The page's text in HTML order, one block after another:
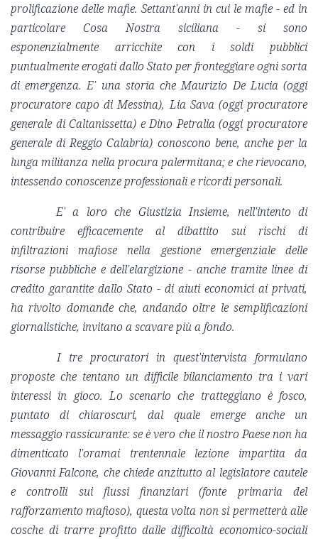
prolificazione delle mafie. Settant'anni in cui le mafie - ed in
particolare Cosa Nostra siciliana - si sono
esponenzialmente arricchite con i soldi pubblici
puntualmente erogati dallo Stato per fronteggiare ogni sorta
di emergenza. E' una storia che Maurizio De Lucia (oggi
procuratore capo di Messina), Lia Sava (oggi procuratore
generale di Caltanissetta) e Dino Petralia (oggi procuratore
generale di Reggio Calabria) conoscono bene, anche per la
lunga militanza nella procura palermitana; e che rievocano,
intessendo conoscenze professionali e ricordi personali.
E' a loro che Giustizia Insieme, nell'intento di
contribuire efficacemente al dibattito sui rischi di
infiltrazioni mafiose nella gestione emergenziale delle
risorse pubbliche e dell'elargizione - anche tramite linee di
credito garantite dallo Stato - di aiuti economici ai privati,
ha rivolto domande che, andando oltre le semplificazioni
giornalistiche, invitano a scavare più a fondo.
I tre procuratori in quest'intervista formulano
proposte che tentano un difficile bilanciamento tra i vari
interessi in gioco. Lo scenario che tratteggiano è fosco,
puntato di chiaroscuri, dal quale emerge anche un
messaggio rassicurante: se è vero che il nostro Paese non ha
dimenticato l'oramai trentennale lezione impartita da
Giovanni Falcone, che chiede anzitutto al legislatore cautele
e controlli sui flussi finanziari (fonte primaria del
rafforzamento mafioso), questa volta non si permetterà alle
cosche di trarre profitto dalle difficoltà economico-sociali